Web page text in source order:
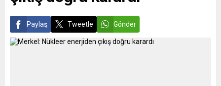
Paylaş Tweetle Gönder